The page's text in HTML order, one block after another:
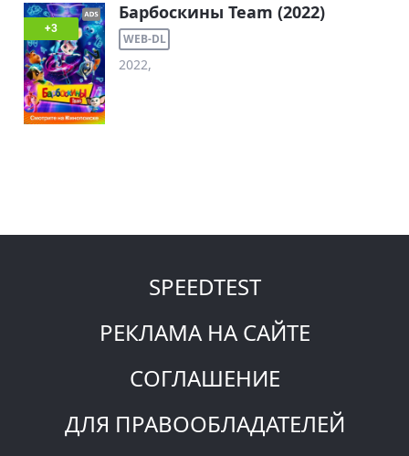
+3
Барбоскины Team (2022)
WEB-DL
2022,
SPEEDTEST
РЕКЛАМА НА САЙТЕ
СОГЛАШЕНИЕ
ДЛЯ ПРАВООБЛАДАТЕЛЕЙ